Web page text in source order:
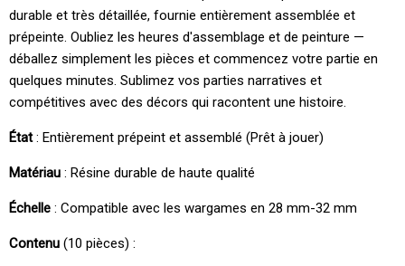
durable et très détaillée, fournie entièrement assemblée et
prépeinte. Oubliez les heures d'assemblage et de peinture —
déballez simplement les pièces et commencez votre partie en
quelques minutes. Sublimez vos parties narratives et
compétitives avec des décors qui racontent une histoire.
État: Entièrement prépeint et assemblé (Prêt à jouer)
Matériau : Résine durable de haute qualité
Échelle : Compatible avec les wargames en 28 mm-32 mm
Contenu (10 pièces) :